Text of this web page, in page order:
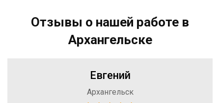
Отзывы о нашей работе в
Архангельске
Евгений
Архангельск